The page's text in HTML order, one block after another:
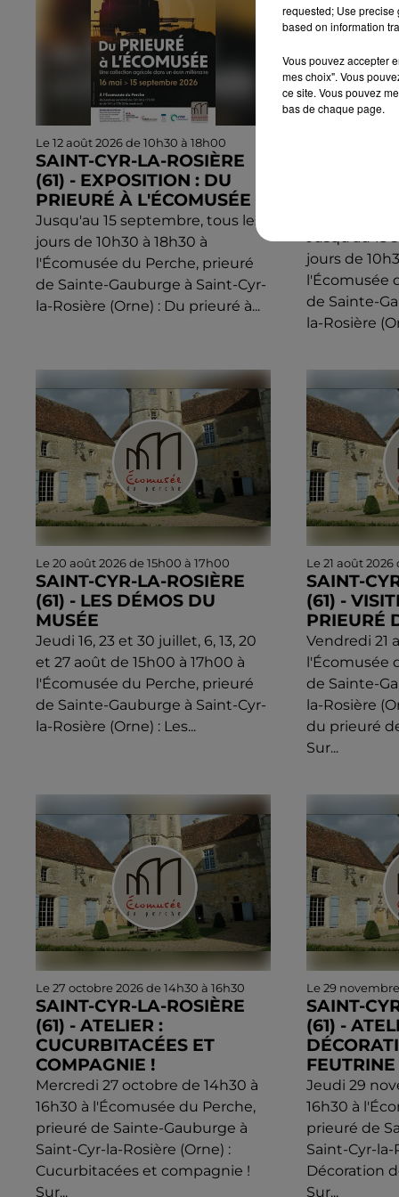
Le 12 août 2026 de 10h30 à 18h00
SAINT-CYR-LA-ROSIÈRE
(61) - EXPOSITION : DU
PRIEURÉ À L'ÉCOMUSÉE
Jusqu'au 15 septembre, tous les
jours de 10h30 à 18h30 à
l'Écomusée du Perche, prieuré
de Sainte-Gauburge à Saint-Cyr-
la-Rosière (Orne) : Du prieuré à...
septembre
SAINT-
(61) -
jours de
l'Écomusée
de Sainte-
la-Rosière
Le 20 août 2026 de 15h00 à 17h00
SAINT-CYR-LA-ROSIÈRE
(61) - LES DÉMOS DU
MUSÉE
Jeudi 16, 23 et 30 juillet, 6, 13, 20
et 27 août de 15h00 à 17h00 à
l'Écomusée du Perche, prieuré
de Sainte-Gauburge à Saint-Cyr-
la-Rosière (Orne) : Les...
Le 21 août
SAINT-
(61) -
PRIEURÉ
Vendredi 21
l'Écomusée
de Sainte-
la-Rosière
du prieuré
Sur...
Le 27 octobre 2026 de 14h30 à 16h30
SAINT-CYR-LA-ROSIÈRE
(61) - ATELIER :
CUCURBITACÉES ET
COMPAGNIE !
Mercredi 27 octobre de 14h30 à
16h30 à l'Écomusée du Perche,
prieuré de Sainte-Gauburge à
Saint-Cyr-la-Rosière (Orne) :
Cucurbitacées et compagnie !
Sur...
Le 29
SAINT-
(61) -
FEUTRINE
Jeudi 29
16h30 à
prieuré de
Saint-Cyr-la-
Décoration
Sur...
requested; Use precise
based on information
Vous pouvez accepter
mes choix". Vous
ce site. Vous pouvez
bas de chaque page.